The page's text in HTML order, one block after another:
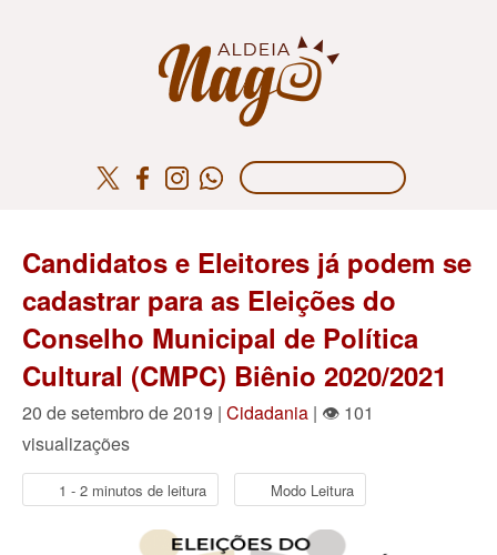
Candidatos e Eleitores já podem se
cadastrar para as Eleições do
Conselho Municipal de Política
Cultural (CMPC) Biênio 2020/2021
20 de setembro de 2019 | Cidadania | 👁 101
visualizações
1 - 2 minutos de leitura Modo Leitura